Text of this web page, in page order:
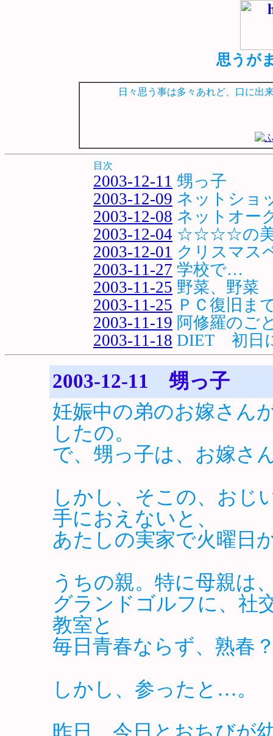
思うが
日々思う事は多々あれど、口に出
目次
2003-12-11 甥っ子
2003-12-09 ネットショ
2003-12-08 ネットオー
2003-12-04 ☆☆☆☆の美
2003-12-01 クリスマス
2003-11-27 学校で…
2003-11-25 野菜、野菜
2003-11-25 ＰＣ復旧ま
2003-11-19 阿修羅のご
2003-11-18 DIET 初日
2003-12-11 甥っ子
妊娠中の弟のお嫁さん
したの。
で、甥っ子は、お嫁さ
しかし、そこの、おじ
手におえないと、
あたしの実家で火曜日
うちの親。特に母親は
グランドゴルフに、社
教室と
毎日青春ならず、熟春
しかし、参ったと…。